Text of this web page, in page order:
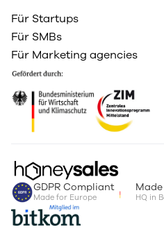
Für Startups
Für SMBs
Für Marketing agencies
GDPR Compliant
Made for Europe HQ in